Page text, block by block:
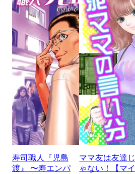
寿司職人『児島
渡』 〜寿エンパ
ママ友は友達じ
ゃない！【マイ